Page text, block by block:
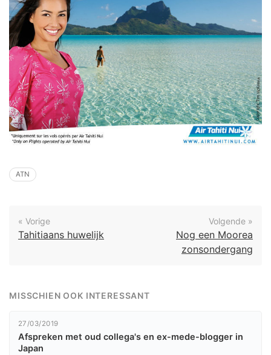
ATN
« Vorige
Tahitiaans huwelijk
Volgende »
Nog een Moorea
zonsondergang
MISSCHIEN OOK INTERESSANT
27/03/2019
Afspreken met oud collega's en ex-mede-blogger in
Japan